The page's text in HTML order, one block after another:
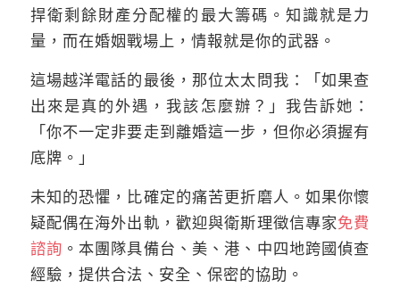
捍衛剩餘財產分配權的最大籌碼。知識就是力
量，而在婚姻戰場上，情報就是你的武器。
這場越洋電話的最後，那位太太問我：「如果查
出來是真的外遇，我該怎麼辦？」我告訴她：
「你不一定非要走到離婚這一步，但你必須握有
底牌。」
未知的恐懼，比確定的痛苦更折磨人。如果你懷
疑配偶在海外出軌，歡迎與衛斯理徵信專家免費
諮詢 。本團隊具備台、美、港、中四地跨國偵查
經驗，提供合法、安全、保密的協助。